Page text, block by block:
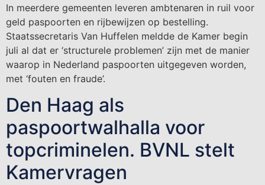
In meerdere gemeenten leveren ambtenaren in ruil voor
geld paspoorten en rijbewijzen op bestelling.
Staatssecretaris Van Huffelen meldde de Kamer begin
juli al dat er ‘structurele problemen’ zijn met de manier
waarop in Nederland paspoorten uitgegeven worden,
met ‘fouten en fraude’.
Den Haag als
paspoortwalhalla voor
topcriminelen. BVNL stelt
Kamervragen